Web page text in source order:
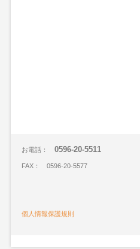
お電話：0596-20-5511
FAX： 0596-20-5577
個人情報保護規則